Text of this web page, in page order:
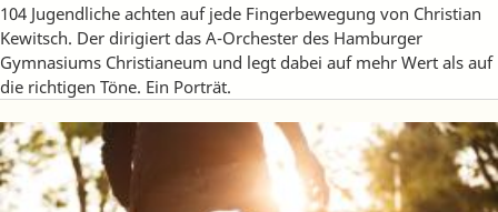
104 Jugendliche achten auf jede Fingerbewegung von Christian
Kewitsch. Der dirigiert das A-Orchester des Hamburger
Gymnasiums Christianeum und legt dabei auf mehr Wert als auf
die richtigen Töne. Ein Porträt.